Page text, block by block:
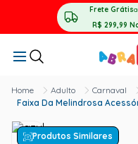
Frete Grátis
R$ 299,99
Adulto
Carnaval
Faixa Da Melindrosa
Produtos Similares